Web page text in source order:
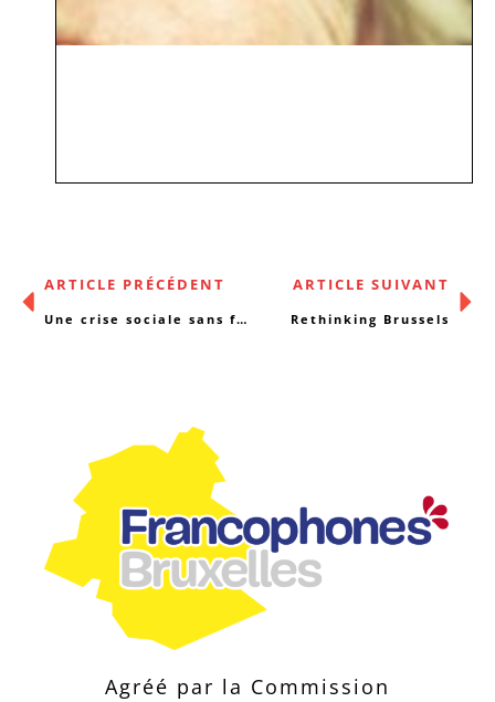
ARTICLE PRÉCÉDENT
Une crise sociale sans fin ? Entretien avec Céline Nieuwenhuys
ARTICLE SUIVANT
Rethinking Brussels
Agréé par la Commission